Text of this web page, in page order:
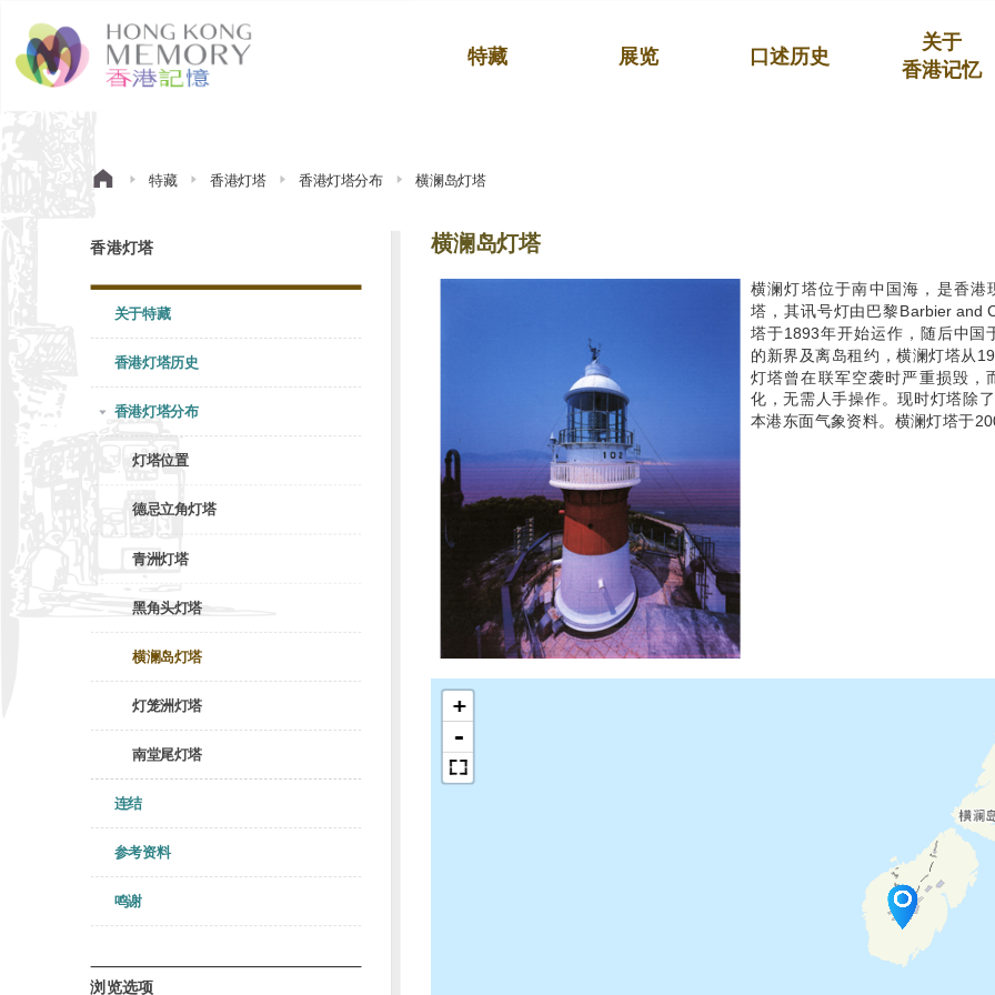
特藏 展览 口述历史
关于
香港记忆
特藏 香港灯塔 香港灯塔分布 横澜岛灯塔
香港灯塔
关于特藏
香港灯塔历史
香港灯塔分布
灯塔位置
德忌立角灯塔
青洲灯塔
黑角头灯塔
横澜岛灯塔
灯笼洲灯塔
南堂尾灯塔
连结
参考资料
鸣谢
浏览选项
横澜岛灯塔
横澜灯塔位于南中国海，是香
塔，其讯号灯由巴黎Barbier and
塔于1893年开始运作，随后中国
的新界及离岛租约，横澜灯塔从
灯塔曾在联军空袭时严重损毁，
化，无需人手操作。现时灯塔除
本港东面气象资料。横澜灯塔于
+
-